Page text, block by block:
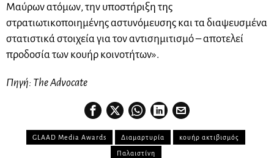
Μαύρων ατόμων, την υποστήριξη της
στρατιωτικοποιημένης αστυνόμευσης και τα διαψευσμένα
στατιστικά στοιχεία για τον αντισημιτισμό – αποτελεί
προδοσία των κουήρ κοινοτήτων».
Πηγή: The Advocate
GLAAD Media Awards Διαμαρτυρία κουήρ ακτιβισμός
Παλαιστίνη